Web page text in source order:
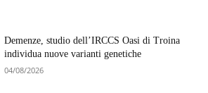
Demenze, studio dell’IRCCS Oasi di Troina
individua nuove varianti genetiche
04/08/2026